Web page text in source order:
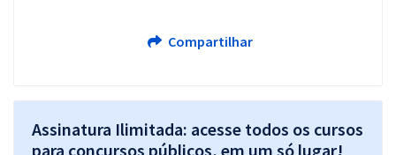
Compartilhar
Assinatura Ilimitada: acesse todos os cursos
para concursos públicos, em um só lugar!